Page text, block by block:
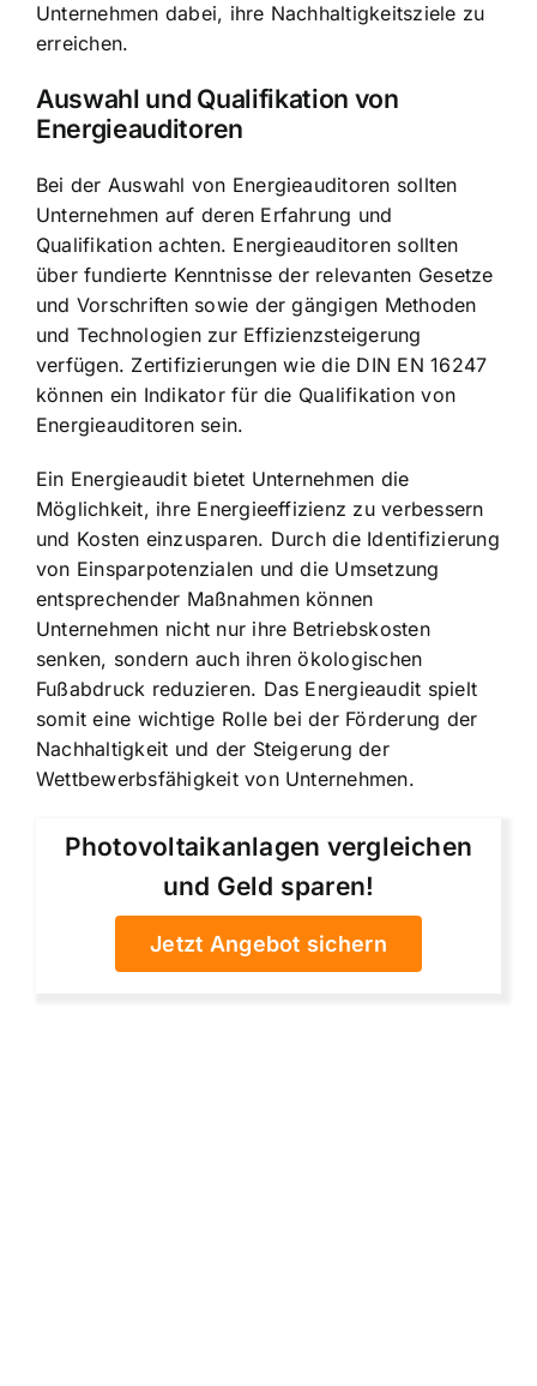
Unternehmen dabei, ihre Nachhaltigkeitsziele zu
erreichen.
Auswahl und Qualifikation von
Energieauditoren
Bei der Auswahl von Energieauditoren sollten
Unternehmen auf deren Erfahrung und
Qualifikation achten. Energieauditoren sollten
über fundierte Kenntnisse der relevanten Gesetze
und Vorschriften sowie der gängigen Methoden
und Technologien zur Effizienzsteigerung
verfügen. Zertifizierungen wie die DIN EN 16247
können ein Indikator für die Qualifikation von
Energieauditoren sein.
Ein Energieaudit bietet Unternehmen die
Möglichkeit, ihre Energieeffizienz zu verbessern
und Kosten einzusparen. Durch die Identifizierung
von Einsparpotenzialen und die Umsetzung
entsprechender Maßnahmen können
Unternehmen nicht nur ihre Betriebskosten
senken, sondern auch ihren ökologischen
Fußabdruck reduzieren. Das Energieaudit spielt
somit eine wichtige Rolle bei der Förderung der
Nachhaltigkeit und der Steigerung der
Wettbewerbsfähigkeit von Unternehmen.
Photovoltaikanlagen vergleichen
und Geld sparen!
Jetzt Angebot sichern